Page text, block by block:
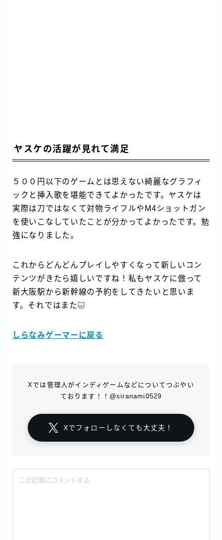
ヤスケの活躍が見れて満足
５００円以下のゲームとは思えない綺麗なグラフィ
ックと挿入歌を堪能できてよかったです。ヤスケは
実際は刀ではなくて対物ライフルやM4ショットガン
を使いこなしていたことが分かってよかったです。勉
強になりました。
これからどんどんプレイしやすくなって新しいコン
テンツがきたら嬉しいですね！私もヤスケに倣って
新大阪駅から新幹線の予約をしてきたいと思いま
す。それではまた
しらなみゲーマーに戻る
Xでは管理人がインディゲームなどについてつぶやい
ております！！@siranami0529
Xでフォローしなくても大丈夫！